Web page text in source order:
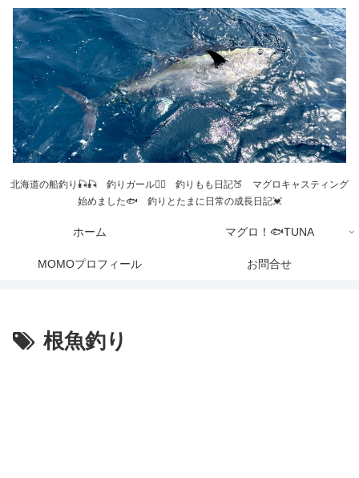
北海道の船釣り🎣🎣 釣りガール💁‍♀️ 釣りもも日記🍑 マグロキャスティング
始めました🐟 釣りとたまに日常の成長日記💓
ホーム マグロ！🐟TUNA
MOMOプロフィール お問合せ
根魚釣り